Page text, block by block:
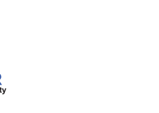
für das integrierte Modell. 0
mit Kunststoffabdeckung